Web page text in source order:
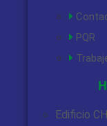
PQR
Edificio